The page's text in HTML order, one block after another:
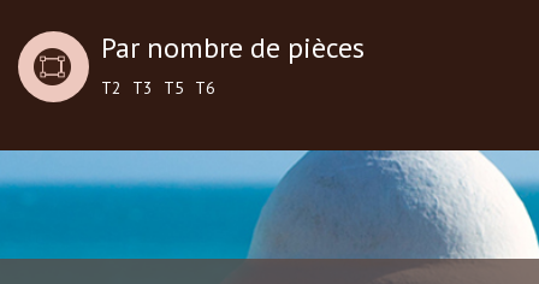
Par nombre de pièces
T2 T3 T5 T6